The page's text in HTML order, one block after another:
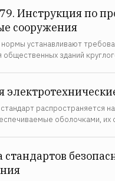
Инструкция по
сооружения
устанавливают
общественных зданий
распространяется
оболочками, их
стандартов